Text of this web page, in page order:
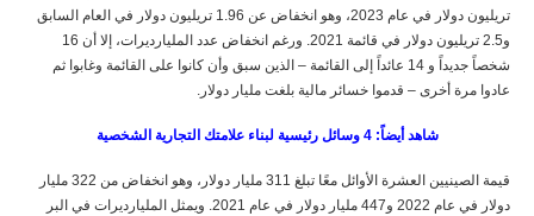
تريليون دولار في عام 2023، وهو انخفاض عن 1.96 تريليون دولار في العام السابق
و2.5 تريليون دولار في قائمة 2021. ورغم انخفاض عدد المليارديرات، إلا أن 16
شخصاً جديداً و 14 عائداً إلى القائمة – الذين سبق وأن كانوا على القائمة وغابوا ثم
عادوا مرة أخرى – قدموا خسائر مالية بلغت مليار دولار.
شاهد أيضاً: 4 وسائل رئيسية لبناء علامتك التجارية الشخصية
قيمة الصينيين العشرة الأوائل معًا تبلغ 311 مليار دولار، وهو انخفاض من 322 مليار
دولار في عام 2022 و447 مليار دولار في عام 2021. ويمثل المليارديرات في البر